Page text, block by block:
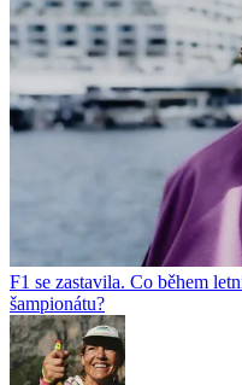
F1 se zastavila. Co během
šampionátu?